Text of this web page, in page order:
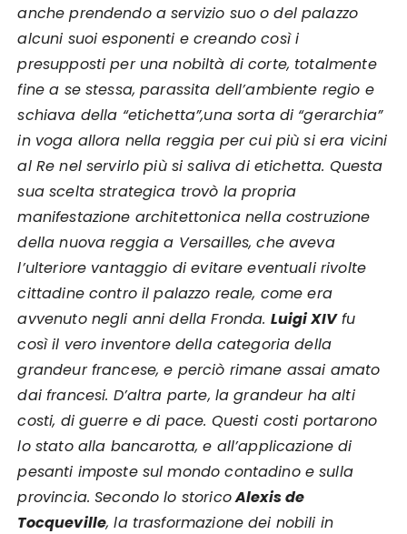
anche prendendo a servizio suo o del palazzo
alcuni suoi esponenti e creando così i
presupposti per una nobiltà di corte, totalmente
fine a se stessa, parassita dell’ambiente regio e
schiava della “etichetta”,una sorta di “gerarchia”
in voga allora nella reggia per cui più si era vicini
al Re nel servirlo più si saliva di etichetta. Questa
sua scelta strategica trovò la propria
manifestazione architettonica nella costruzione
della nuova reggia a Versailles, che aveva
l’ulteriore vantaggio di evitare eventuali rivolte
cittadine contro il palazzo reale, come era
avvenuto negli anni della Fronda. Luigi XIVfu
così il vero inventore della categoria della
grandeur francese, e perciò rimane assai amato
dai francesi. D’altra parte, la grandeur ha alti
costi, di guerre e di pace. Questi costi portarono
lo stato alla bancarotta, e all’applicazione di
pesanti imposte sul mondo contadino e sulla
provincia. Secondo lo storicoAlexis de
Tocqueville, la trasformazione dei nobili in